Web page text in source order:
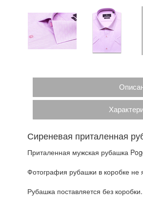
Сиреневая приталенная
Приталенная мужская рубашка
Фотография рубашки в коробке не
Рубашка поставляется без коробки.